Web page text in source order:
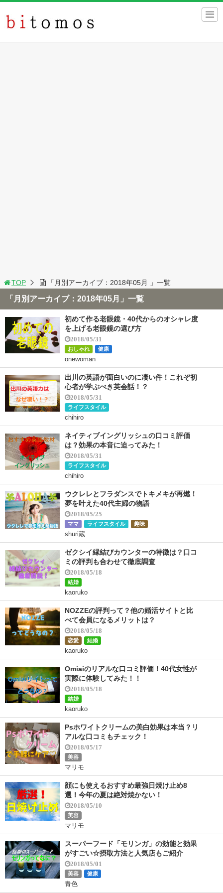
TOP 「月別アーカイブ：2018年05月 」一覧
「月別アーカイブ：2018年05月」一覧
初めて作る老眼鏡・40代からのオシャレ度
を上げる老眼鏡の選び方
2018/05/31
おしゃれ 健康
onewoman
出川の英語が面白いのに凄い件！これぞ初
心者が学ぶべき英会話！？
2018/05/31
ライフスタイル
chihiro
ネイティブイングリッシュの口コミ評価
は？効果の本音に迫ってみた！
2018/05/31
ライフスタイル
chihiro
ウクレレとフラダンスでトキメキが再燃！
夢を叶えた40代主婦の物語
2018/05/25
ママ ライフスタイル 趣味
shuri蔵
ゼクシイ縁結びカウンターの特徴は？口コ
ミの評判も合わせて徹底調査
2018/05/18
結婚
kaoruko
NOZZEの評判って？他の婚活サイトと比
べて会員になるメリットは？
2018/05/18
恋愛 結婚
kaoruko
Omiaiのリアルな口コミ評価！40代女性が
実際に体験してみた！！
2018/05/18
結婚
kaoruko
Psホワイトクリームの美白効果は本当？リ
アルな口コミもチェック！
2018/05/17
美容
マリモ
顔にも使えるおすすめ最強日焼け止め8
選！今年の夏は絶対焼かない！
2018/05/10
美容
マリモ
スーパーフード「モリンガ」の効能と効果
がすごい☆摂取方法と人気店もご紹介
2018/05/01
美容 健康
青色